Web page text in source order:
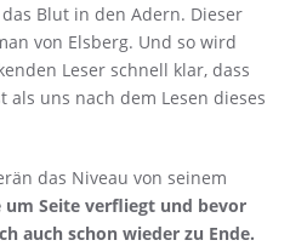
Blut in den Adern. Dieser
von Elsberg. Und so wird
Leser schnell klar, dass
als uns nach dem Lesen dieses
das Niveau von seinem
um Seite verfliegt und bevor
auch schon wieder zu Ende.